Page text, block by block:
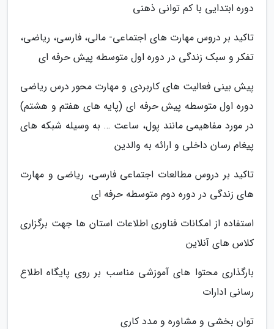
دوره ابتدایی با کم توانی ذهنی
تاکید بر دروس مهارت های اجتماعی- مالی، فارسی، ریاضی،
تفکر و سبک زندگی در دوره اول متوسطه پیش حرفه ای
پیش بینی فعالیت های کاربردی و مهارت محور درس ریاضی
دوره اول متوسطه پیش حرفه ای (پایه های هفتم و هشتم)
در مورد مفاهیمی مانند پول، ساعت … به وسیله شبکه های
پیغام رسان داخلی و ارائه به والدین
تاکید بر دروس مطالعات اجتماعی فارسی، ریاضی و مهارت
های زندگی در دوره دوم متوسطه حرفه ای
استفاده از امکانات فناوری اطلاعات استان ها جهت برگزاری
کلاس های آنلاین
بارگذاری محتوا های آموزشی مناسب بر روی پایگاه اطلاع
رسانی ادارات
توان بخشی و مشاوره و مدد کاری